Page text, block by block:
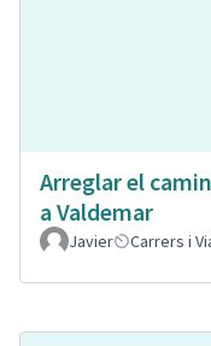
Arreglar el
a Valdemar
Javier Carrers i